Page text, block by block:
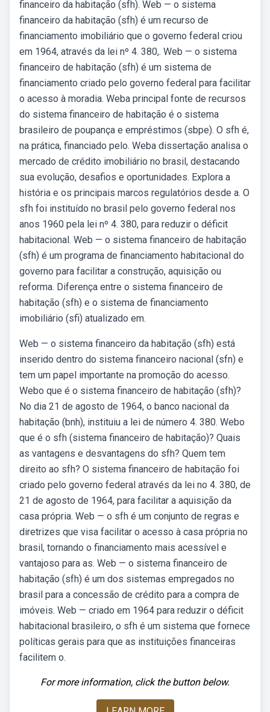
financeiro da habitação (sfh). Web — o sistema
financeiro da habitação (sfh) é um recurso de
financiamento imobiliário que o governo federal criou
em 1964, através da lei nº 4. 380,. Web — o sistema
financeiro de habitação (sfh) é um sistema de
financiamento criado pelo governo federal para facilitar
o acesso à moradia. Weba principal fonte de recursos
do sistema financeiro de habitação é o sistema
brasileiro de poupança e empréstimos (sbpe). O sfh é,
na prática, financiado pelo. Weba dissertação analisa o
mercado de crédito imobiliário no brasil, destacando
sua evolução, desafios e oportunidades. Explora a
história e os principais marcos regulatórios desde a. O
sfh foi instituído no brasil pelo governo federal nos
anos 1960 pela lei nº 4. 380, para reduzir o déficit
habitacional. Web — o sistema financeiro de habitação
(sfh) é um programa de financiamento habitacional do
governo para facilitar a construção, aquisição ou
reforma. Diferença entre o sistema financeiro de
habitação (sfh) e o sistema de financiamento
imobiliário (sfi) atualizado em.
Web — o sistema financeiro da habitação (sfh) está
inserido dentro do sistema financeiro nacional (sfn) e
tem um papel importante na promoção do acesso.
Webo que é o sistema financeiro de habitação (sfh)?
No dia 21 de agosto de 1964, o banco nacional da
habitação (bnh), instituiu a lei de número 4. 380. Webo
que é o sfh (sistema financeiro de habitação)? Quais
as vantagens e desvantagens do sfh? Quem tem
direito ao sfh? O sistema financeiro de habitação foi
criado pelo governo federal através da lei no 4. 380, de
21 de agosto de 1964, para facilitar a aquisição da
casa própria. Web — o sfh é um conjunto de regras e
diretrizes que visa facilitar o acesso à casa própria no
brasil, tornando o financiamento mais acessível e
vantajoso para as. Web — o sistema financeiro de
habitação (sfh) é um dos sistemas empregados no
brasil para a concessão de crédito para a compra de
imóveis. Web — criado em 1964 para reduzir o déficit
habitacional brasileiro, o sfh é um sistema que fornece
políticas gerais para que as instituições financeiras
facilitem o.
For more information, click the button below.